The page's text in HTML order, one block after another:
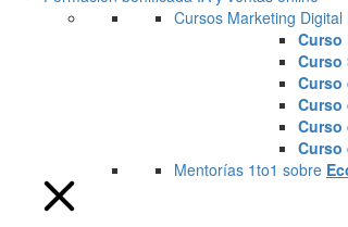
Cursos Marketing Digital
Curso
Curso
Curso
Curso
Curso
Curso
Mentorías 1to1 sobre